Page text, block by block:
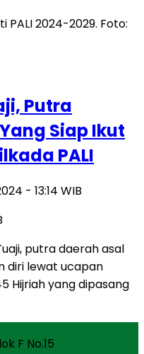
Putra
Siap Ikut
PALI
- 13:14 WIB
putra daerah asal
diri lewat ucapan
Hijriah yang dipasang
F No.15